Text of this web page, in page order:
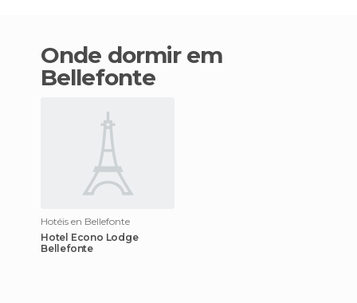
Onde dormir em
Bellefonte
Hotéis en Bellefonte
Hotel Econo Lodge
Bellefonte